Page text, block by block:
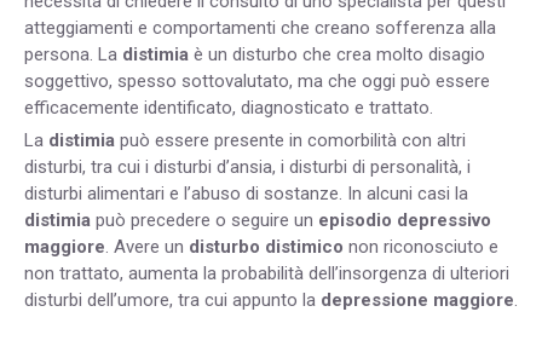
atteggiamenti e comportamenti che creano sofferenza alla
persona. La distimia è un disturbo che crea molto disagio
soggettivo, spesso sottovalutato, ma che oggi può essere
efficacemente identificato, diagnosticato e trattato.
La distimia può essere presente in comorbilità con altri
disturbi, tra cui i disturbi d’ansia, i disturbi di personalità, i
disturbi alimentari e l’abuso di sostanze. In alcuni casi la
distimia può precedere o seguire un episodio depressivo
maggiore. Avere un disturbo distimico non riconosciuto e
non trattato, aumenta la probabilità dell’insorgenza di ulteriori
disturbi dell’umore, tra cui appunto la depressione maggiore.